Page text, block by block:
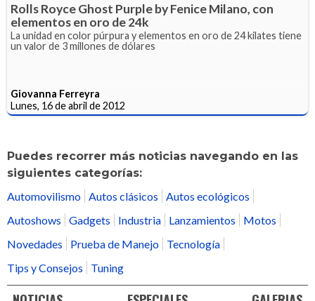
Rolls Royce Ghost Purple by Fenice Milano, con
elementos en oro de 24k
La unidad en color púrpura y elementos en oro de 24 kilates tiene
un valor de 3 millones de dólares
Giovanna Ferreyra
Lunes, 16 de abril de 2012
Puedes recorrer más noticias navegando en las
siguientes categorías:
Automovilismo Autos clásicos
Autos ecológicos
Autoshows
Gadgets Industria Lanzamientos
Motos
Novedades
Prueba de Manejo
Tecnología
Tips y Consejos
Tuning